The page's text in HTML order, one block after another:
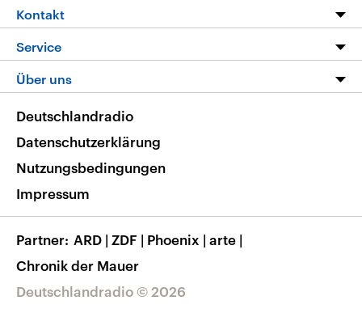
Die Nachrichten
Nachrichtenleicht
Neue Beiträge auf dlf.de
Livestream
Podcasts
Deutschlandfunk App
Nachrichten App
Frequenzen
Kontakt
Hörerservice
Service
FAQ
Veranstaltungen
Musikliste
RSS
Über uns
Barrierefreiheit
Deutschlandradio © 2026
Deutschlandradio
Datenschutzerklärung
Nutzungsbedingungen
Impressum
Partner ARD | ZDF | Phoenix | arte |
Chronik der Mauer